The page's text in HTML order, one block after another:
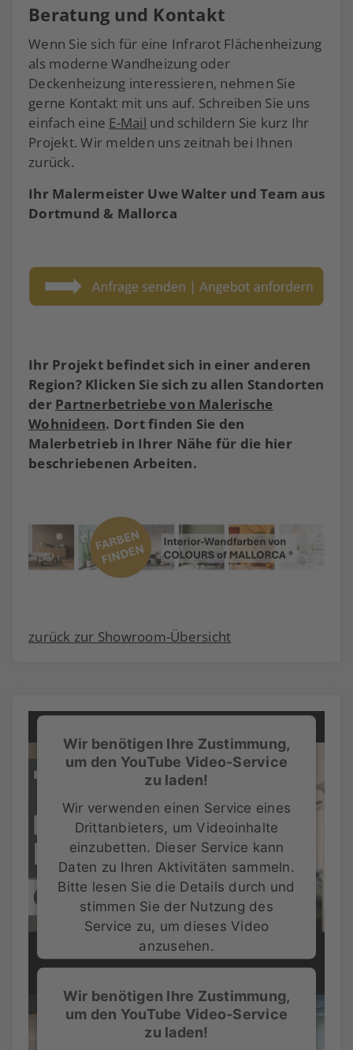
Beratung und Kontakt
Wenn Sie sich für eine Infrarot Flächenheizung
als moderne Wandheizung oder
Deckenheizung interessieren, nehmen Sie
gerne Kontakt mit uns auf. Schreiben Sie uns
einfach eine E-Mail und schildern Sie kurz Ihr
Projekt. Wir melden uns zeitnah bei Ihnen
zurück.
Ihr Malermeister Uwe Walter und Team aus
Dortmund & Mallorca
Ihr Projekt befindet sich in einer anderen
Region? Klicken Sie sich zu allen Standorten
der Partnerbetriebe von Malerische
Wohnideen. Dort finden Sie den
Malerbetrieb in Ihrer Nähe für die hier
beschriebenen Arbeiten.
zurück zur Showroom-Übersicht
Wir benötigen Ihre Zustimmung,
um den YouTube Video-Service
zu laden!
Wir verwenden einen Service eines
Drittanbieters, um Videoinhalte
einzubetten. Dieser Service kann
Daten zu Ihren Aktivitäten sammeln.
Bitte lesen Sie die Details durch und
stimmen Sie der Nutzung des
Service zu, um dieses Video
anzusehen.
Mehr Informationen
Akzeptieren
Wir benötigen Ihre Zustimmung,
um den YouTube Video-Service
zu laden!